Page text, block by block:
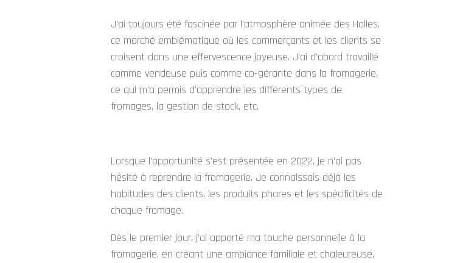
J'ai toujours été fascinée par l'atmosphère animée des Halles,
ce marché emblématique où les commerçants et les clients se
croisent dans une effervescence joyeuse. J'ai d'abord travaillé
comme vendeuse puis comme co-gérante dans la fromagerie,
ce qui m'a permis d'apprendre les différents types de
fromages, la gestion de stock, etc.
Lorsque l'opportunité s'est présentée en 2022, je n'ai pas
hésité à reprendre la fromagerie. Je connaissais déjà les
habitudes des clients, les produits phares et les spécificités de
chaque fromage.
Dès le premier jour, j'ai apporté ma touche personnelle à la
fromagerie, en créant une ambiance familiale et chaleureuse.